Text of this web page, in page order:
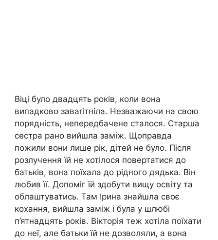
Віці було двадцять років, коли вона
випадково заваrітніла. Незважаючи на свою
порядність, непередбачене сталося. Старша
сестра рано вийшла заміж. Щоправда
пожили вони лише рік, дітей не було. Після
розлучення їй не хотілося повертатися до
батьків, вона поїхала до рідного дядька. Він
любив її. Допоміг їй здобути вищу освіту та
облаштуватись. Там Ірина знайшла своє
кохання, вийшла заміж і була у шлюбі
п’ятнадцять років. Вікторія теж хотіла поїхати
до неї, але батьки їй не дозволяли, а вона